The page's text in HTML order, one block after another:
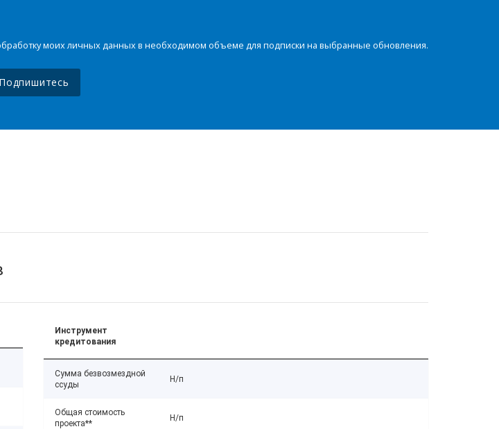
моих личных данных в необходимом объеме для подписки на выбранные обновления.
Подпишитесь
Инструмент
кредитования
Сумма безвозмездной
ссуды
Н/п
Общая стоимость
проекта**
Н/п